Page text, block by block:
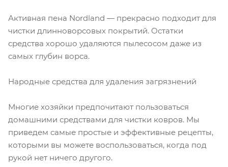
Активная пена Nordland — прекрасно подходит для
чистки длинноворсовых покрытий. Остатки
средства хорошо удаляются пылесосом даже из
самых глубин ворса.
Народные средства для удаления загрязнений
Многие хозяйки предпочитают пользоваться
домашними средствами для чистки ковров. Мы
приведем самые простые и эффективные рецепты,
которыми вы можете воспользоваться, когда под
рукой нет ничего другого.